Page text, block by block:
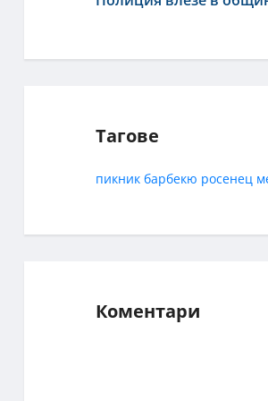
Тагове
пикник барбекю росенец
Коментари